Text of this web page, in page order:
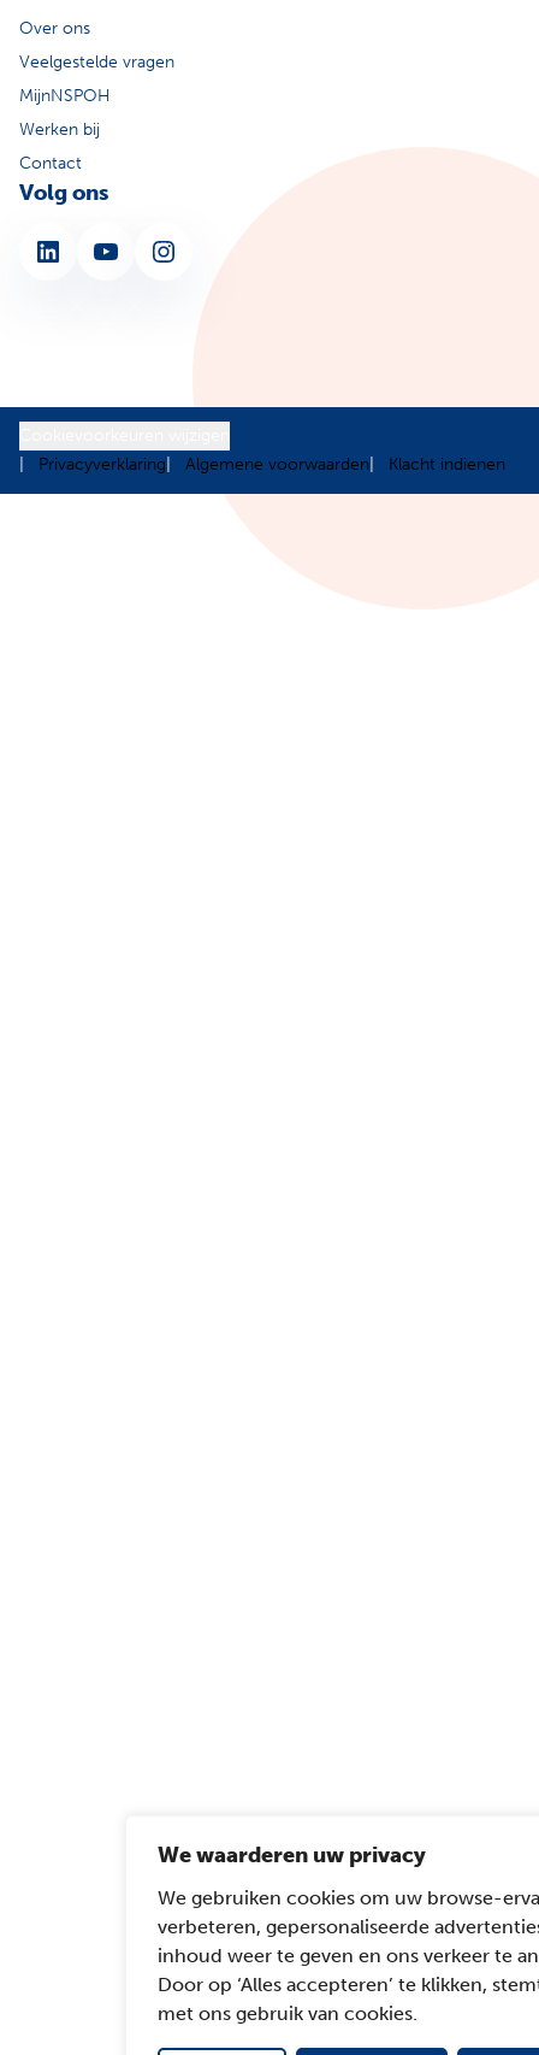
We waarderen uw privacy
We gebruiken cookies om uw browse-
verbeteren, gepersonaliseerde
inhoud weer te geven en ons verkeer te
Door op ‘Alles accepteren’ te klikken,
met ons gebruik van cookies.
Over ons
Veelgestelde vragen
MijnNSPOH
Werken bij
Contact
Volg ons
LinkedIn YouTube Instagram
Privacyverklaring
Algemene voorwaarden Klacht indienen